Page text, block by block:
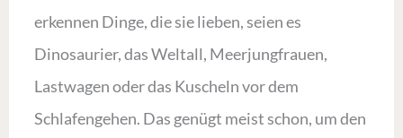
erkennen Dinge, die sie lieben, seien es
Dinosaurier, das Weltall, Meerjungfrauen,
Lastwagen oder das Kuscheln vor dem
Schlafengehen. Das genügt meist schon, um den